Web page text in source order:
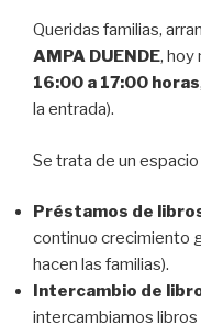
Queridas familias,
AMPA DUENDE, hoy
16:00 a 17:00 horas
la entrada).
Se trata de un
Préstamos de
continuo crecimiento
hacen las familias).
Intercambio de
intercambiamos